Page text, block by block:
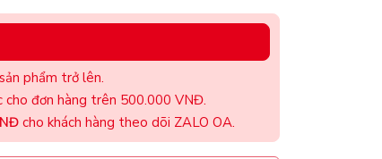
phẩm trở lên.
cho đơn hàng trên 500.000 VNĐ.
cho khách hàng theo dõi ZALO OA.